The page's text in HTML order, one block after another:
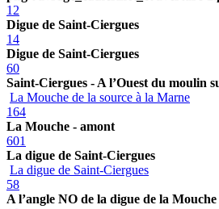
12
Digue de Saint-Ciergues
14
Digue de Saint-Ciergues
60
Saint-Ciergues - A l’Ouest du moulin
La Mouche de la source à la Marne
164
La Mouche - amont
601
La digue de Saint-Ciergues
La digue de Saint-Ciergues
58
A l’angle NO de la digue de la